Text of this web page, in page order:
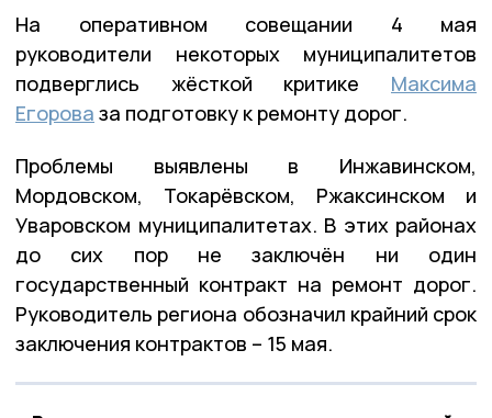
На оперативном совещании 4 мая
руководители некоторых муниципалитетов
подверглись жёсткой критике Максима
Егорова за подготовку к ремонту дорог.
Проблемы выявлены в Инжавинском,
Мордовском, Токарёвском, Ржаксинском и
Уваровском муниципалитетах. В этих районах
до сих пор не заключён ни один
государственный контракт на ремонт дорог.
Руководитель региона обозначил крайний срок
заключения контрактов – 15 мая.